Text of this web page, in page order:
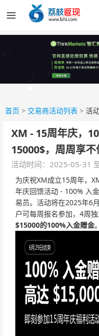
首页 > 交易商活动列表 > 活
XM - 15周年庆，
15000$，周周享不
活动时间：2025-05-31
为庆祝XM成立15周年，
年庆回馈活动 - 100% 入
易员。活动将在2025年6
户可每周报名参加，4周独
$15000的100%入金赠金。